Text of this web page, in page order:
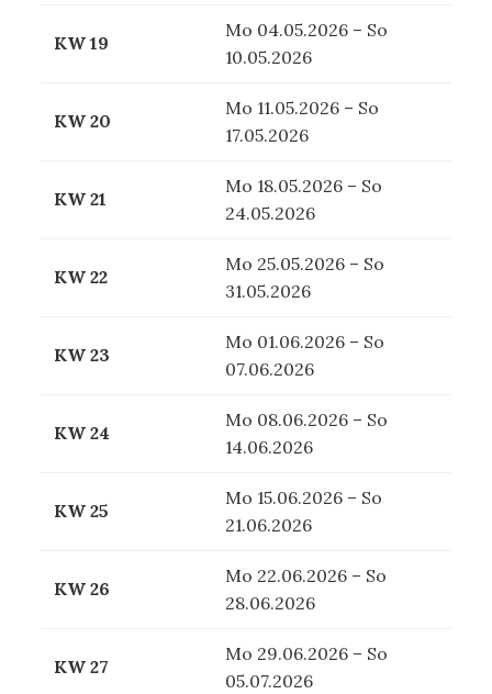
KW 19
Mo 04.05.2026 – So
10.05.2026
KW 20
Mo 11.05.2026 – So
17.05.2026
KW 21
Mo 18.05.2026 – So
24.05.2026
KW 22
Mo 25.05.2026 – So
31.05.2026
KW 23
Mo 01.06.2026 – So
07.06.2026
KW 24
Mo 08.06.2026 – So
14.06.2026
KW 25
Mo 15.06.2026 – So
21.06.2026
KW 26
Mo 22.06.2026 – So
28.06.2026
KW 27
Mo 29.06.2026 – So
05.07.2026